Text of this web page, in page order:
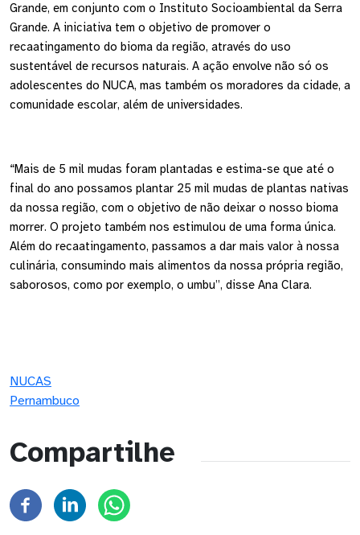
Grande, em conjunto com o Instituto Socioambiental da Serra
Grande. A iniciativa tem o objetivo de promover o
recaatingamento do bioma da região, através do uso
sustentável de recursos naturais. A ação envolve não só os
adolescentes do NUCA, mas também os moradores da cidade, a
comunidade escolar, além de universidades.
“Mais de 5 mil mudas foram plantadas e estima-se que até o
final do ano possamos plantar 25 mil mudas de plantas nativas
da nossa região, com o objetivo de não deixar o nosso bioma
morrer. O projeto também nos estimulou de uma forma única.
Além do recaatingamento, passamos a dar mais valor à nossa
culinária, consumindo mais alimentos da nossa própria região,
saborosos, como por exemplo, o umbu”, disse Ana Clara.
NUCAS
Pernambuco
Compartilhe